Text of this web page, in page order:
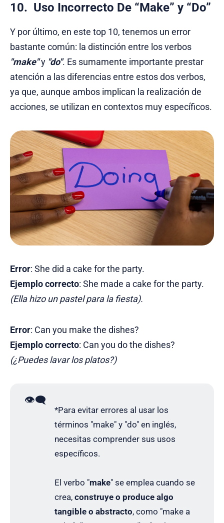
10. Uso Incorrecto De “Make” y “Do”
Y por último, en este top 10, tenemos un error
bastante común: la distinción entre los verbos
"make"y "do". Es sumamente importante prestar
atención a las diferencias entre estos dos verbos,
ya que, aunque ambos implican la realización de
acciones, se utilizan en contextos muy específicos.
Error: She did a cake for the party.
Ejemplo correcto: She made a cake for the party.
(Ella hizo un pastel para la fiesta).
Error: Can you make the dishes?
Ejemplo correcto: Can you do the dishes?
(¿Puedes lavar los platos?)
👁️‍🗨️
*Para evitar errores al usar los
términos "make" y "do" en inglés,
necesitas comprender sus usos
específicos.
El verbo "make" se emplea cuando se
crea,construye o produce algo
tangible o abstracto, como "make a